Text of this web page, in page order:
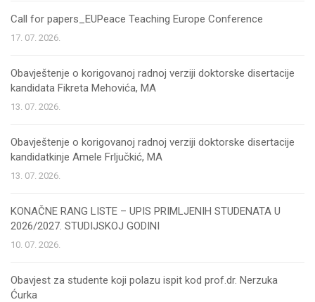
Call for papers_EUPeace Teaching Europe Conference
17. 07. 2026.
Obavještenje o korigovanoj radnoj verziji doktorske disertacije
kandidata Fikreta Mehovića, MA
13. 07. 2026.
Obavještenje o korigovanoj radnoj verziji doktorske disertacije
kandidatkinje Amele Frljučkić, MA
13. 07. 2026.
KONAČNE RANG LISTE – UPIS PRIMLJENIH STUDENATA U
2026/2027. STUDIJSKOJ GODINI
10. 07. 2026.
Obavjest za studente koji polazu ispit kod prof.dr. Nerzuka
Ćurka